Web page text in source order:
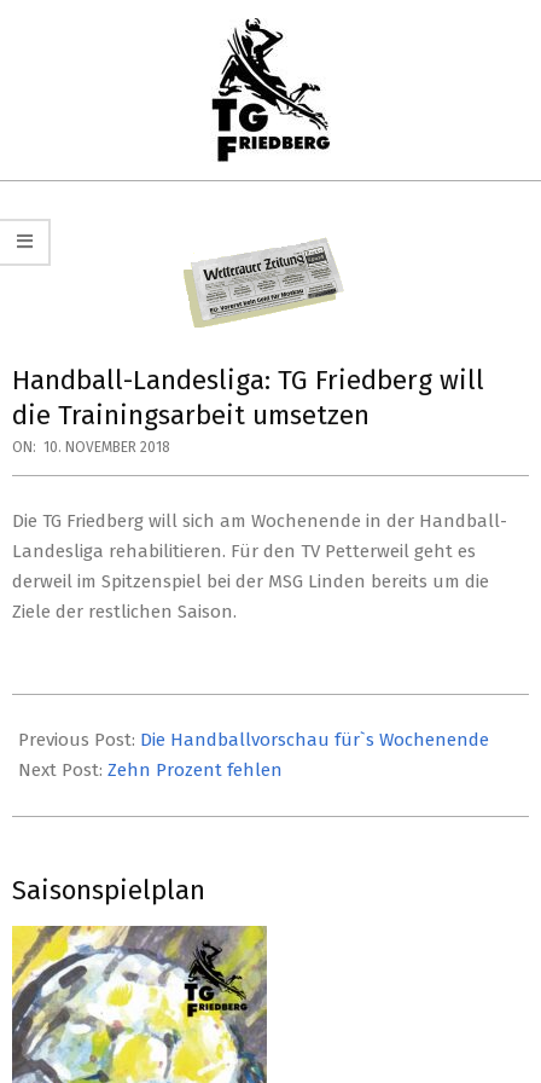
TG
FRIEDBERG
HANDBALL
Navigation
Menu
Handball-Landesliga: TG Friedberg will
die Trainingsarbeit umsetzen
ON: 10. NOVEMBER 2018
Die TG Friedberg will sich am Wochenende in der Handball-
Landesliga rehabilitieren. Für den TV Petterweil geht es
derweil im Spitzenspiel bei der MSG Linden bereits um die
Ziele der restlichen Saison.
11-
10
Previous Post: Die Handballvorschau für`s Wochenende
Next Post: Zehn Prozent fehlen
Saisonspielplan